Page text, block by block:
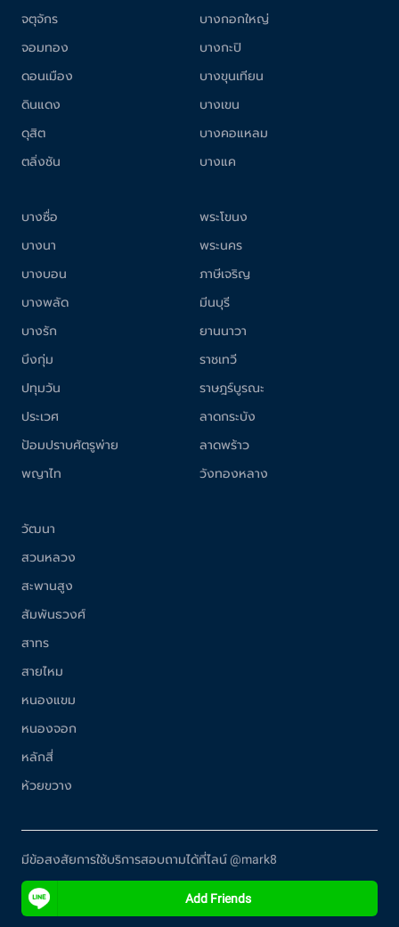
จตุจักร
จอมทอง
ดอนเมือง
ดินแดง
ดุสิต
ตลิ่งชัน
บางกอกใหญ่
บางกะปิ
บางขุนเทียน
บางเขน
บางคอแหลม
บางแค
บางซื่อ
บางนา
บางบอน
บางพลัด
บางรัก
บึงกุ่ม
ปทุมวัน
ประเวศ
ป้อมปราบศัตรูพ่าย
พญาไท
พระโขนง
พระนคร
ภาษีเจริญ
มีนบุรี
ยานนาวา
ราชเทวี
ราษฎร์บูรณะ
ลาดกระบัง
ลาดพร้าว
วังทองหลาง
วัฒนา
สวนหลวง
สะพานสูง
สัมพันธวงศ์
สาทร
สายไหม
หนองแขม
หนองจอก
หลักสี่
ห้วยขวาง
มีข้อสงสัยการใช้บริการสอบถามได้ที่ไลน์ @mark8
Add Friends